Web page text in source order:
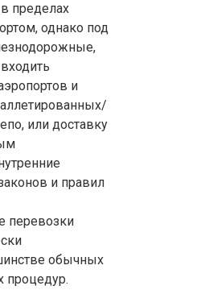
пределах
однако под
и
или доставку
и правил
перевозки
обычных
процедур.